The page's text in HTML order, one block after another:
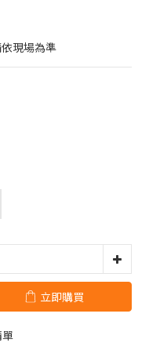
現場為準
立即購買